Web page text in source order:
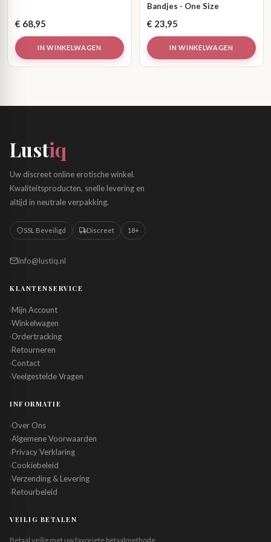
€ 68,95
IN WINKELWAGEN
Bandjes - One Size
€ 23,95
IN WINKELWAGEN
Lustiq
Uw discreet online erotische winkel.
Kwaliteitsproducten, snelle levering en
altijd in neutrale verpakking.
SSL Beveiligd Discreet 18+
info@lustiq.nl
KLANTENSERVICE
›Mijn Account
›Winkelwagen
›Ordertracking
›Retourneren
›Contact
›Veelgestelde Vragen
INFORMATIE
›Over Ons
›Algemene Voorwaarden
›Privacy Verklaring
›Cookiebeleid
›Verzending & Levering
›Retourbeleid
VEILIG BETALEN
Betaal veilig met uw favoriete betaalmethode.